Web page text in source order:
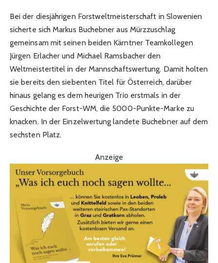
Bei der diesjährigen Forstweltmeisterschaft in Slowenien
sicherte sich Markus Buchebner aus Mürzzuschlag
gemeinsam mit seinen beiden Kärntner Teamkollegen
Jürgen Erlacher und Michael Ramsbacher den
Weltmeistertitel in der Mannschaftswertung. Damit holten
sie bereits den siebenten Titel für Österreich, darüber
hinaus gelang es dem heurigen Trio erstmals in der
Geschichte der Forst-WM, die 5000-Punkte-Marke zu
knacken. In der Einzelwertung landete Buchebner auf dem
sechsten Platz.
Anzeige